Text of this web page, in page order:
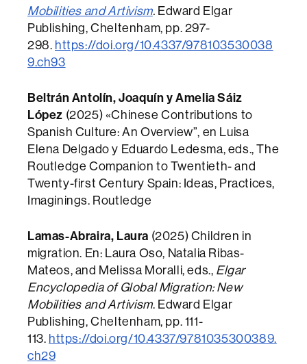
Mobilities and Artivism. Edward Elgar
Publishing, Cheltenham, pp. 297-
298. https://doi.org/10.4337/978103530038
9.ch93
Beltrán Antolín, Joaquín y Amelia Sáiz
López (2025) «Chinese Contributions to
Spanish Culture: An Overview”, en Luisa
Elena Delgado y Eduardo Ledesma, eds., The
Routledge Companion to Twentieth- and
Twenty-first Century Spain: Ideas, Practices,
Imaginings. Routledge
Lamas-Abraira, Laura (2025) Children in
migration. En: Laura Oso, Natalia Ribas-
Mateos, and Melissa Moralli, eds., Elgar
Encyclopedia of Global Migration: New
Mobilities and Artivism. Edward Elgar
Publishing, Cheltenham, pp. 111-
113. https://doi.org/10.4337/9781035300389.
ch29